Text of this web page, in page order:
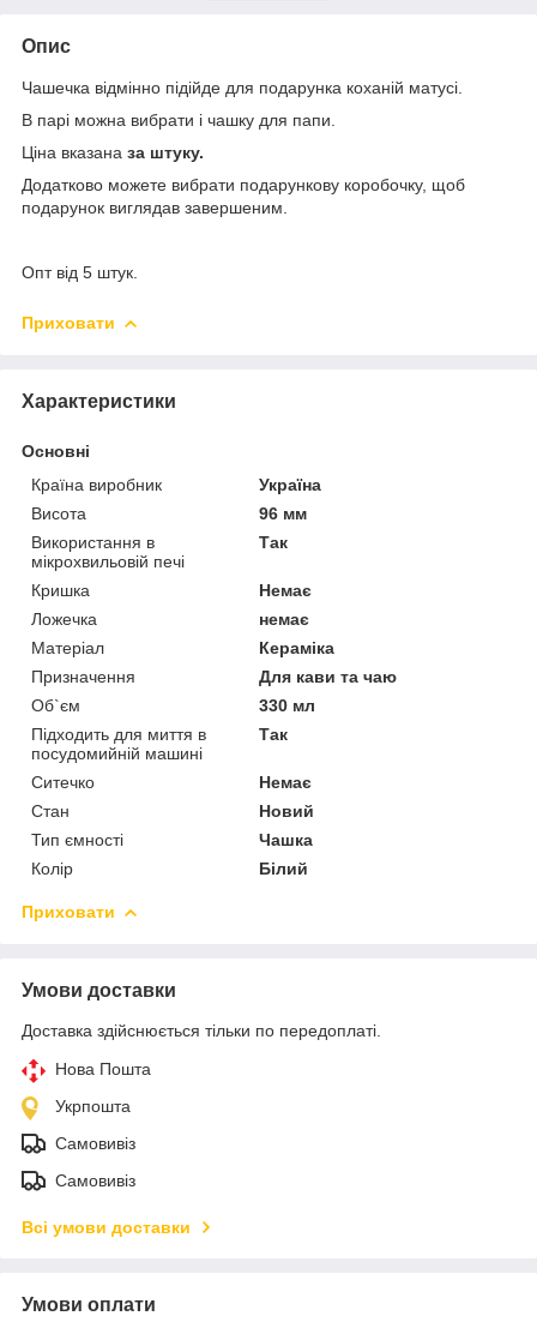
Опис
Чашечка відмінно підійде для подарунка коханій матусі.
В парі можна вибрати і чашку для папи.
Ціна вказана за штуку.
Додатково можете вибрати подарункову коробочку, щоб
подарунок виглядав завершеним.
Опт від 5 штук.
Приховати
Характеристики
Основні
Країна виробник
Україна
Висота
96 мм
Використання в
мікрохвильовій печі
Так
Кришка
Немає
Ложечка
немає
Матеріал
Кераміка
Призначення
Для кави та чаю
Об`єм
330 мл
Підходить для миття в
посудомийній машині
Так
Ситечко
Немає
Стан
Новий
Тип ємності
Чашка
Колір
Білий
Приховати
Умови доставки
Доставка здійснюється тільки по передоплаті.
Нова Пошта
Укрпошта
Самовивіз
Самовивіз
Всі умови доставки
Умови оплати